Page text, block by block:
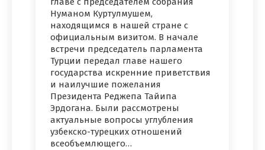
Нуманом Куртулмушем,
находящимся в нашей стране с
официальным визитом. В начале
встречи председатель парламента
Турции передал главе нашего
государства искренние приветствия
и наилучшие пожелания
Президента Реджепа Тайипа
Эрдогана. Были рассмотрены
актуальные вопросы углубления
узбекско-турецких отношений
всеобъемлющего…